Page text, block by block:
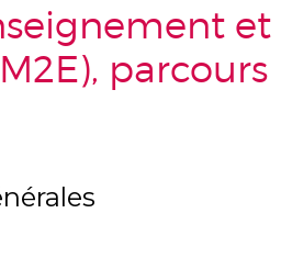
et
parcours